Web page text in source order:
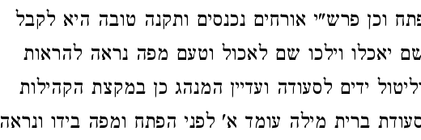
וכן פרש"י אורחים נכנסים ותקנה טובה היא לקבל
יאכלו וילכו שם לאכול וטעם מפה נראה להראות
ידים לסעודה ועדיין המנהג כן במקצת הקהילות
ברית מילה עומד א' לפני הפתח ומפה בידו ונראה